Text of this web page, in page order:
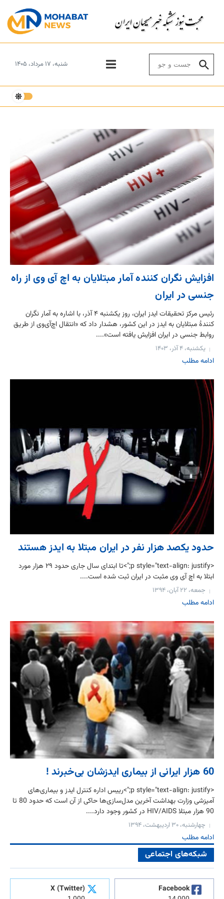
شنبه، ۱۷ مرداد، ۱۴۰۵
افزایش نگران کننده آمار مبتلایان به اچ آی وی از راه
جنسی در ایران
رئیس مرکز تحقیقات ایدز ایران، روز یکشنبه ۴ آذر، با اشاره به آمار نگران
کنندۀ مبتلایان به ایدز در این کشور، هشدار داد که «انتقال اچ‌آی‌وی از طریق
روابط جنسی در ایران افزایش یافته است»....
یکشنبه، ۴ آذر، ۱۴۰۳
ادامه مطلب
حدود یکصد هزار نفر در ایران مبتلا به ایدز هستند
<p style="text-align: justify;">تا ابتدای سال جاری حدود ۲۹ هزار مورد
ابتلا به اچ آی وی مثبت در ایران ثبت شده است....
جمعه، ۲۲ آبان، ۱۳۹۴
ادامه مطلب
60 هزار ایرانی از بیماری‌ ایدزشان بی‌خبرند !
<p style="text-align: justify;">رییس اداره کنترل ایدز و بیماری‌های
آمیزشی وزارت بهداشت آخرین مدل‌سازی‌ها حاکی از آن است که حدود 80 تا
90 هزار مبتلا HIV/AIDS در کشور وجود دارد....
چهارشنبه، ۳۰ اردیبهشت، ۱۳۹۴
ادامه مطلب
شبکه‌های اجتماعی
Facebook
X (Twitter)